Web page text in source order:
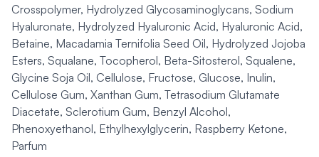
Crosspolymer, Hydrolyzed Glycosaminoglycans, Sodium
Hyaluronate, Hydrolyzed Hyaluronic Acid, Hyaluronic Acid,
Betaine, Macadamia Ternifolia Seed Oil, Hydrolyzed Jojoba
Esters, Squalane, Tocopherol, Beta-Sitosterol, Squalene,
Glycine Soja Oil, Cellulose, Fructose, Glucose, Inulin,
Cellulose Gum, Xanthan Gum, Tetrasodium Glutamate
Diacetate, Sclerotium Gum, Benzyl Alcohol,
Phenoxyethanol, Ethylhexylglycerin, Raspberry Ketone,
Parfum